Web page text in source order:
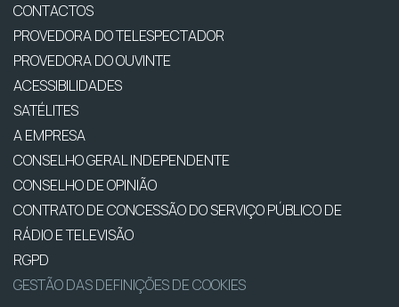
CONTACTOS
PROVEDORA DO TELESPECTADOR
PROVEDORA DO OUVINTE
ACESSIBILIDADES
SATÉLITES
A EMPRESA
CONSELHO GERAL INDEPENDENTE
CONSELHO DE OPINIÃO
CONTRATO DE CONCESSÃO DO SERVIÇO PÚBLICO DE
RÁDIO E TELEVISÃO
RGPD
GESTÃO DAS DEFINIÇÕES DE COOKIES